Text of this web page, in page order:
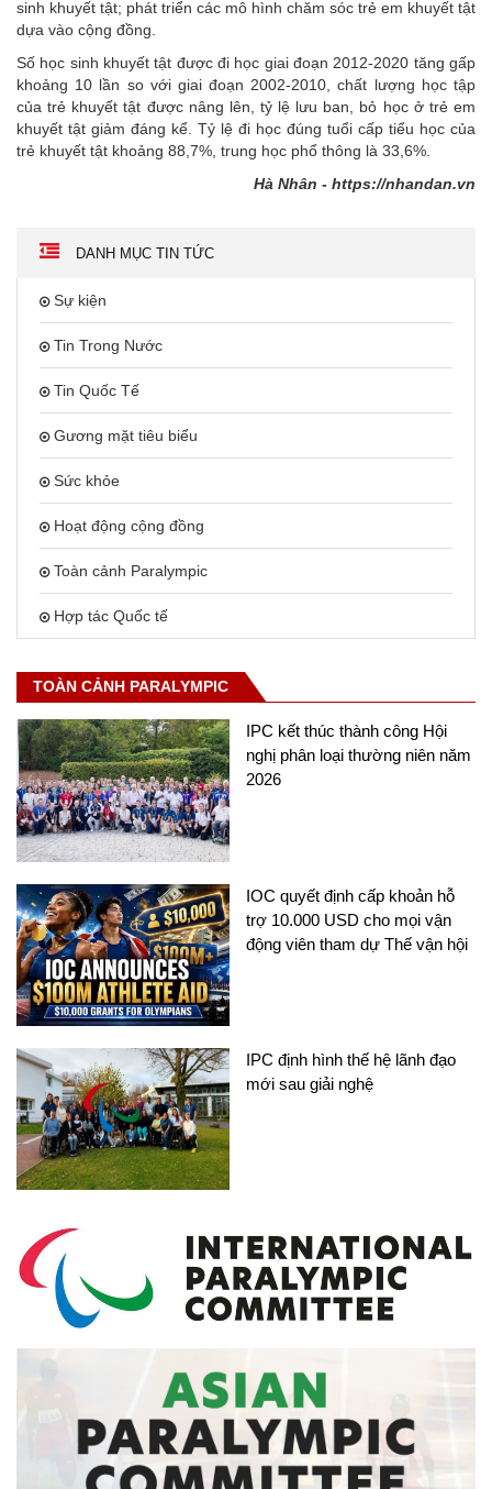
sinh khuyết tật; phát triển các mô hình chăm sóc trẻ em khuyết tật
dựa vào cộng đồng.
Số học sinh khuyết tật được đi học giai đoạn 2012-2020 tăng gấp
khoảng 10 lần so với giai đoạn 2002-2010, chất lượng học tập
của trẻ khuyết tật được nâng lên, tỷ lệ lưu ban, bỏ học ở trẻ em
khuyết tật giảm đáng kể. Tỷ lệ đi học đúng tuổi cấp tiểu học của
trẻ khuyết tật khoảng 88,7%, trung học phổ thông là 33,6%.
Hà Nhân - https://nhandan.vn
DANH MỤC TIN TỨC
Sự kiện
Tin Trong Nước
Tin Quốc Tế
Gương mặt tiêu biểu
Sức khỏe
Hoạt động cộng đồng
Toàn cảnh Paralympic
Hợp tác Quốc tế
TOÀN CẢNH PARALYMPIC
IPC kết thúc thành công Hội
nghị phân loại thường niên năm
2026
IOC quyết định cấp khoản hỗ
trợ 10.000 USD cho mọi vận
động viên tham dự Thế vận hội
IPC định hình thế hệ lãnh đạo
mới sau giải nghệ